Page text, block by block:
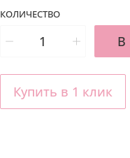
КОЛИЧЕСТВО
В
Купить в 1 клик